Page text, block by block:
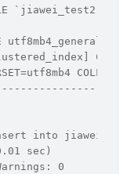
`jiawei_test2` (
utf8mb4_general_ci
into
sec)
0